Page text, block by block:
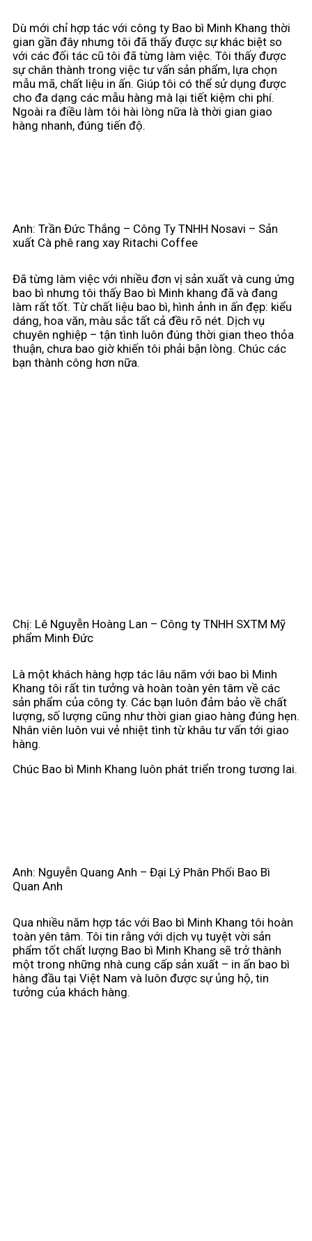
Dù mới chỉ hợp tác với công ty Bao bì Minh Khang thời
gian gần đây nhưng tôi đã thấy được sự khác biệt so
với các đối tác cũ tôi đã từng làm việc. Tôi thấy được
sự chân thành trong việc tư vấn sản phẩm, lựa chọn
mẫu mã, chất liệu in ấn. Giúp tôi có thể sử dụng được
cho đa dạng các mẫu hàng mà lại tiết kiệm chi phí.
Ngoài ra điều làm tôi hài lòng nữa là thời gian giao
hàng nhanh, đúng tiến độ.
Anh: Trần Đức Thắng – Công Ty TNHH Nosavi – Sản
xuất Cà phê rang xay Ritachi Coffee
Đã từng làm việc với nhiều đơn vị sản xuất và cung ứng
bao bì nhưng tôi thấy Bao bì Minh khang đã và đang
làm rất tốt. Từ chất liệu bao bì, hình ảnh in ấn đẹp: kiểu
dáng, hoa văn, màu sắc tất cả đều rõ nét. Dịch vụ
chuyên nghiệp – tận tình luôn đúng thời gian theo thỏa
thuận, chưa bao giờ khiến tôi phải bận lòng. Chúc các
bạn thành công hơn nữa.
Chị: Lê Nguyễn Hoàng Lan – Công ty TNHH SXTM Mỹ
phẩm Minh Đức
Là một khách hàng hợp tác lâu năm với bao bì Minh
Khang tôi rất tin tưởng và hoàn toàn yên tâm về các
sản phẩm của công ty. Các bạn luôn đảm bảo về chất
lượng, số lượng cũng như thời gian giao hàng đúng hẹn.
Nhân viên luôn vui vẻ nhiệt tình từ khâu tư vấn tới giao
hàng.
Chúc Bao bì Minh Khang luôn phát triển trong tương lai.
Anh: Nguyễn Quang Anh – Đại Lý Phân Phối Bao Bì
Quan Anh
Qua nhiều năm hợp tác với Bao bì Minh Khang tôi hoàn
toàn yên tâm. Tôi tin rằng với dịch vụ tuyệt vời sản
phẩm tốt chất lượng Bao bì Minh Khang sẽ trở thành
một trong những nhà cung cấp sản xuất – in ấn bao bì
hàng đầu tại Việt Nam và luôn được sự ủng hộ, tin
tưởng của khách hàng.